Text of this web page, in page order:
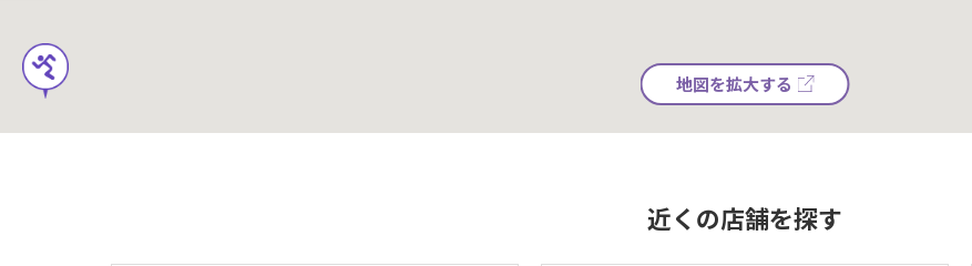
地図を拡大する
近くの店舗を探す